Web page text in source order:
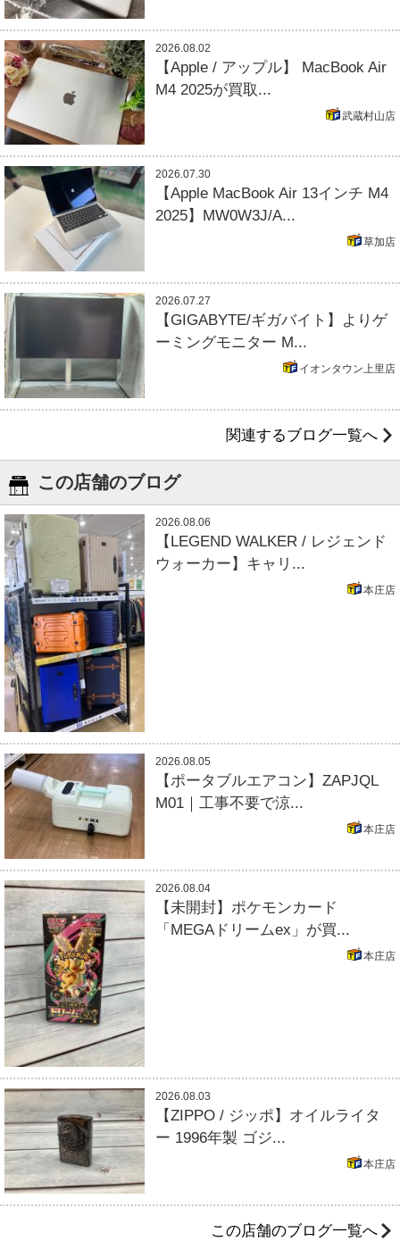
2026.08.02
【Apple / アップル】 MacBook Air
M4 2025が買取...
武蔵村山店
2026.07.30
【Apple MacBook Air 13インチ M4
2025】MW0W3J/A...
草加店
2026.07.27
【GIGABYTE/ギガバイト】よりゲ
ーミングモニター M...
イオンタウン上里店
関連するブログ一覧へ
この店舗のブログ
2026.08.06
【LEGEND WALKER / レジェンド
ウォーカー】キャリ...
本庄店
2026.08.05
【ポータブルエアコン】ZAPJQL
M01｜工事不要で涼...
本庄店
2026.08.04
【未開封】ポケモンカード
「MEGAドリームex」が買...
本庄店
2026.08.03
【ZIPPO / ジッポ】オイルライタ
ー 1996年製 ゴジ...
本庄店
この店舗のブログ一覧へ